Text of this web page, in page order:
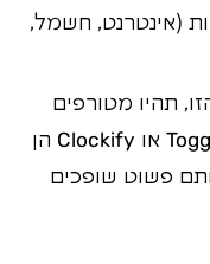
(אינטרנט, חשמל,
תהיו מטורפים
על מעקב שעות. אפליקציות כמו Toggl או Clockify הן
פשוט שופכים